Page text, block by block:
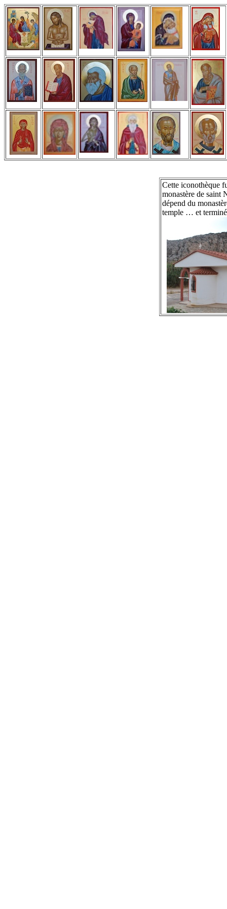
Cette iconothèque
monastère de saint
dépend du
temple … et